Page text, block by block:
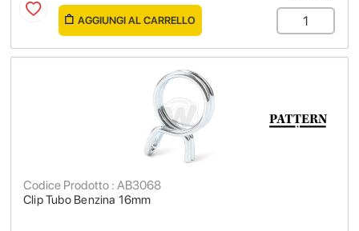
AGGIUNGI AL CARRELLO
Clip Tubo Benzina 16mm
Codice Prodotto : AB3068